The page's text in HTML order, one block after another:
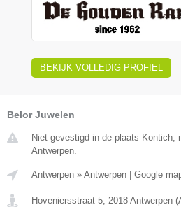
BEKIJK VOLLEDIG PROFIEL
Belor Juwelen
Niet gevestigd in de plaats Kontich,
Antwerpen.
Antwerpen » Antwerpen Google
Hoveniersstraat 5, 2018 Antwerpen (